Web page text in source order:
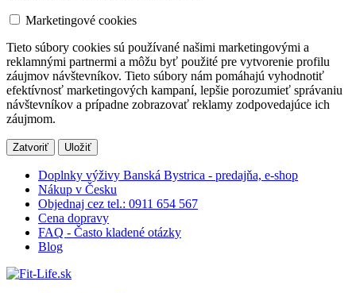
Marketingové cookies
Tieto súbory cookies sú používané našimi marketingovými a
reklamnými partnermi a môžu byť použité pre vytvorenie profilu
záujmov návštevníkov. Tieto súbory nám pomáhajú vyhodnotiť
efektívnosť marketingových kampaní, lepšie porozumieť správaniu
návštevníkov a prípadne zobrazovať reklamy zodpovedajúce ich
záujmom.
Zatvoriť Uložiť
Doplnky výživy Banská Bystrica - predajňa, e-shop
Nákup v Česku
Objednaj cez tel.: 0911 654 567
Cena dopravy
FAQ - Často kladené otázky
Blog